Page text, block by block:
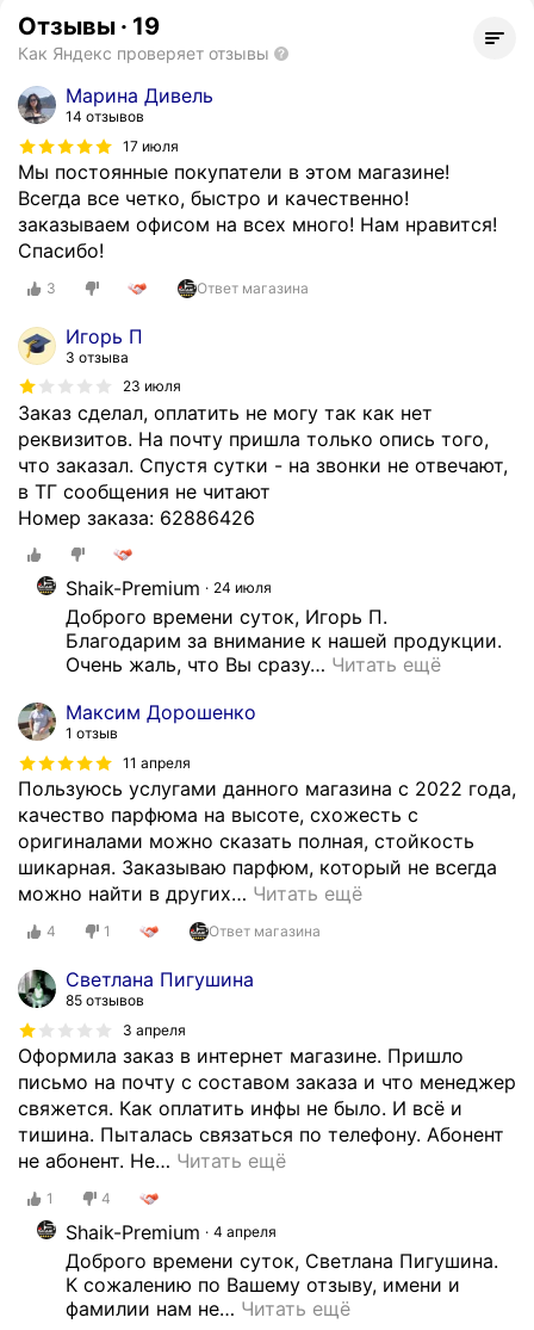
Отзывы · 19
Как Яндекс проверяет отзывы
Марина Дивель
14 отзывов
17 июля
Мы постоянные покупатели в этом магазине!
Всегда все четко, быстро и качественно!
заказываем офисом на всех много! Нам нравится!
Спасибо!
3 Ответ магазина
Игорь П
3 отзыва
23 июля
Заказ сделал, оплатить не могу так как нет
реквизитов. На почту пришла только опись того,
что заказал. Спустя сутки - на звонки не отвечают,
в ТГ сообщения не читают
Номер заказа: 62886426
Shaik-Premium 24 июля
Доброго времени суток, Игорь П.
Благодарим за внимание к нашей продукции.
Очень жаль, что Вы сразу… Читать ещё
Максим Дорошенко
1 отзыв
11 апреля
Пользуюсь услугами данного магазина с 2022 года,
качество парфюма на высоте, схожесть с
оригиналами можно сказать полная, стойкость
шикарная. Заказываю парфюм, который не всегда
можно найти в других… Читать ещё
4 1 Ответ магазина
Светлана Пигушина
85 отзывов
3 апреля
Оформила заказ в интернет магазине. Пришло
письмо на почту с составом заказа и что менеджер
свяжется. Как оплатить инфы не было. И всё и
тишина. Пыталась связаться по телефону. Абонент
не абонент. Не… Читать ещё
1 4
Shaik-Premium 4 апреля
Доброго времени суток, Светлана Пигушина.
К сожалению по Вашему отзыву, имени и
фамилии нам не… Читать ещё